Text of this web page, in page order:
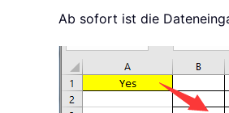
Ab sofort ist die